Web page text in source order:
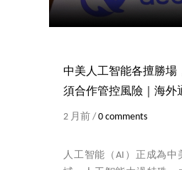
中美人工智能各擅勝場
須合作管控風險｜海外
2 月前 / 0 comments
人工智能（AI）正成為中